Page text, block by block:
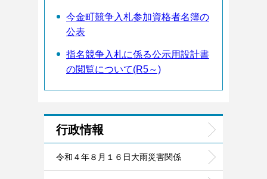
今金町競争入札参加資格者名簿の
公表
指名競争入札に係る公示用設計書
の閲覧について(R5～)
行政情報
令和４年８月１６日大雨災害関係